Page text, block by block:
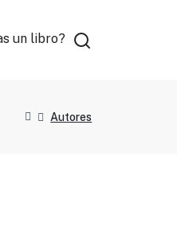
un libro?
Autores